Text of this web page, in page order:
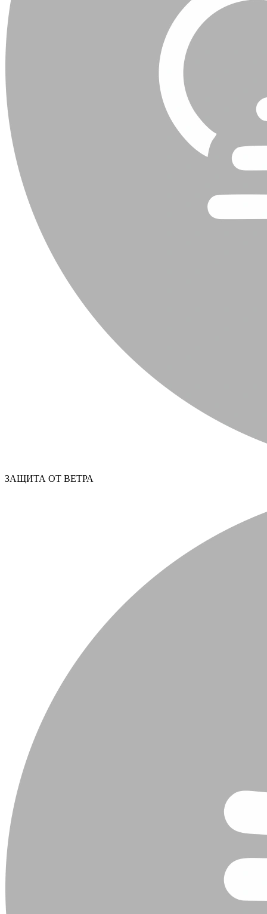
ЗАЩИТА ОТ ВЕТРА